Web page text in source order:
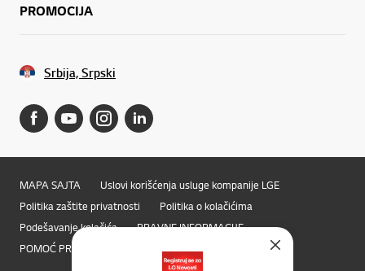
PROMOCIJA
Srbija, Srpski
MAPA SAJTA
Uslovi korišćenja usluge kompanije LGE
Politika zaštite privatnosti
Politika o kolačićima
Podešavanje kolačića
PRAVNE INFORMACIJE
POMOĆ PRILIKOM PRISTUPA
LG Privacy